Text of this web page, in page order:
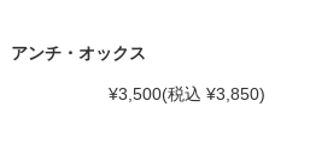
アンチ・オックス
¥3,500(税込 ¥3,850)